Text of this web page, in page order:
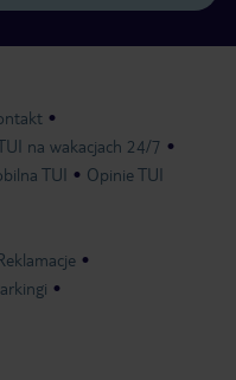
na wakacjach 24/7
TUI Opinie TUI